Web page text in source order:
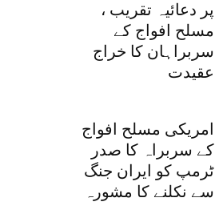
پر دعائیہ تقریب ،
مسلح افواج کے
سربراہان کا خراج
عقیدت
امریکی مسلح افواج
کے سربراہ کا صدر
ٹرمپ کو ایران جنگ
سے نکلنے کا مشورہ